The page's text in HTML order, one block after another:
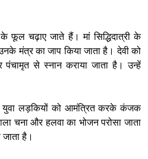
चढ़ाए जाते हैं। मां सिद्धिदात्री के
मंत्र का जाप किया जाता है। देवी को
से स्नान कराया जाता है। उन्हें
युवा लड़कियों को आमंत्रित करके कंजक
चना और हलवा का भोजन परोसा जाता
जाता है।